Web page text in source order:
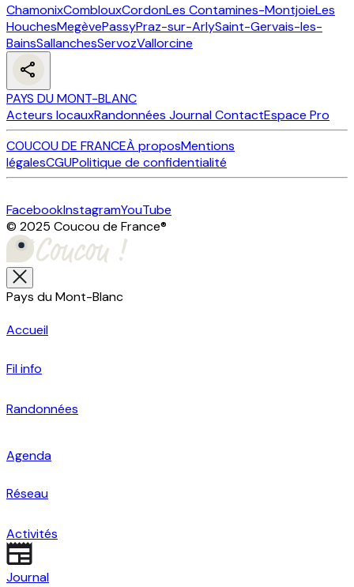
ChamonixComblouxCordonLes Contamines-MontjoieLes
HouchesMegèvePassyPraz-sur-ArlySaint-Gervais-les-
BainsSallanchesServozVallorcine
PAYS DU MONT-BLANC
Acteurs locauxRandonnées JournalContactEspace Pro
COUCOU DE FRANCEÀ proposMentions
légalesCGUPolitique de confidentialité
FacebookInstagramYouTube
© 2025 Coucou de France®
Pays du Mont-Blanc
Accueil
Fil info
Randonnées
Agenda
Réseau
Activités
Journal